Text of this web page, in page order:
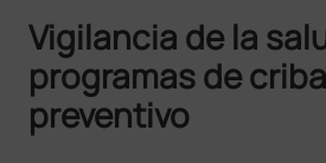
Vigilancia de la
programas de
preventivo